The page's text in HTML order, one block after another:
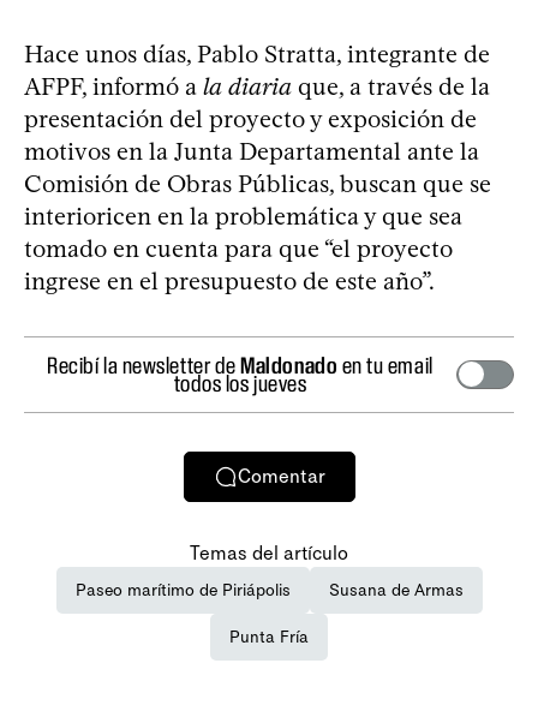
Hace unos días, Pablo Stratta, integrante de
AFPF, informó a la diaria que, a través de la
presentación del proyecto y exposición de
motivos en la Junta Departamental ante la
Comisión de Obras Públicas, buscan que se
interioricen en la problemática y que sea
tomado en cuenta para que “el proyecto
ingrese en el presupuesto de este año”.
Recibí la newsletter deMaldonado en tu email
todos los jueves
Comentar
Temas del artículo
Paseo marítimo de Piriápolis Susana de Armas
Punta Fría